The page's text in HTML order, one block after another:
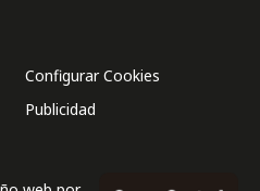
Configurar Cookies
Publicidad